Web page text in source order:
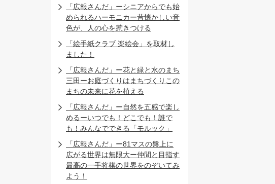
「広報さんだ」ーシニアからでも始
められるハーモニカー昔懐かしい音
色が、人の心を惹きつける
「絵手紙クラブ 楽絵会」を取材し
ました！
「広報さんだ」ー花と緑と水のまち
三田ーお庭づくりはまちづくりこの
まちの未来に花を植える
「広報さんだ」ー自然を五感で楽し
めるーいつでも！どこでも！誰で
も！みんなでできる「モルック」
「広報さんだ」ー81マスの盤上に
広がる世界は無限大ー仲間と目指す
最高の一手将棋の世界をのぞいてみ
よう！